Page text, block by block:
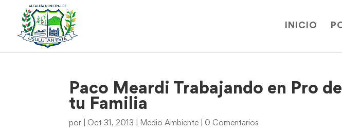
INICIO
Paco Meardi Trabajando en Pro
tu Familia
por Oct 31, 2013 Medio Ambiente 0 Comentarios